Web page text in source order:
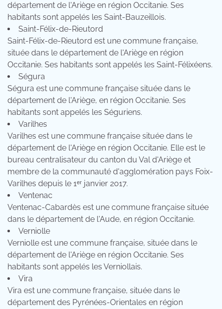
département de l'Ariège en région Occitanie. Ses
habitants sont appelés les Saint-Bauzeillois.
Saint-Félix-de-Rieutord
Saint-Félix-de-Rieutord est une commune française,
située dans le département de l'Ariège en région
Occitanie. Ses habitants sont appelés les Saint-Félixéens.
Ségura
Ségura est une commune française située dans le
département de l'Ariège, en région Occitanie. Ses
habitants sont appelés les Séguriens.
Varilhes
Varilhes est une commune française située dans le
département de l'Ariège en région Occitanie. Elle est le
bureau centralisateur du canton du Val d'Ariège et
membre de la communauté d'agglomération pays Foix-
Varilhes depuis le 1ᵉʳ janvier 2017.
Ventenac
Ventenac-Cabardès est une commune française située
dans le département de l'Aude, en région Occitanie.
Verniolle
Verniolle est une commune française, située dans le
département de l'Ariège en région Occitanie. Ses
habitants sont appelés les Verniollais.
Vira
Vira est une commune française, située dans le
département des Pyrénées-Orientales en région